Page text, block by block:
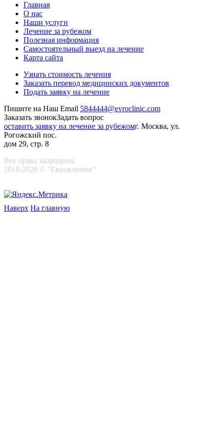
Главная
О нас
Наши услуги
Лечение за рубежом
Полезная информация
Самостоятельный выезд на лечение
Карта сайта
Узнать стоимость лечения
Заказать перевод медицинских документов
Подать заявку на лечение
Пишите на Наш Email 5844444@evroclinic.com
Заказать звонокЗадать вопрос
оставить заявку на лечение за рубежомг. Москва, ул.
Рогожский пос.
дом 29, стр. 8
Все права защищены.
2010-2020 © "Евроклиник"
Наверх На главную